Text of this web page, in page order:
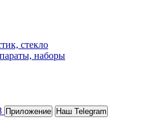
стекло
наборы
Приложение Наш Telegram